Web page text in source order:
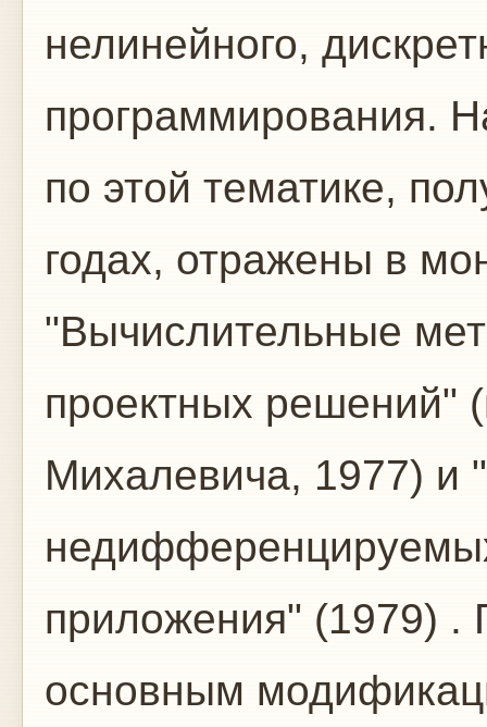
нелинейного,
программирования.
по этой тематике,
годах, отражены в
"Вычислительные
проектных решений"
Михалевича, 1977) и
приложения" (1979) .
основным